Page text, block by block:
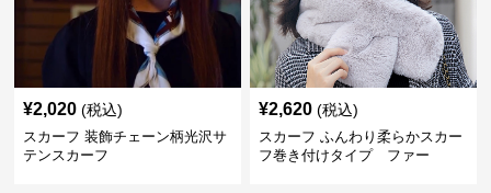
¥2,020 (税込)
スカーフ 装飾チェーン柄光沢サ
テンスカーフ
¥2,620 (税込)
スカーフ ふんわり柔らかスカー
フ巻き付けタイプ ファー